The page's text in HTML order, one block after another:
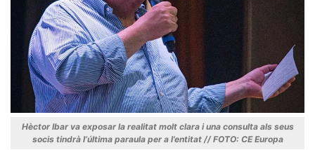
Hèctor Ibar va exposar la realitat molt clara i una consulta als seus
socis tindrà l’última paraula per a l’entitat // FOTO: CE Europa
Necessàries
Aquestes
cookies no
són